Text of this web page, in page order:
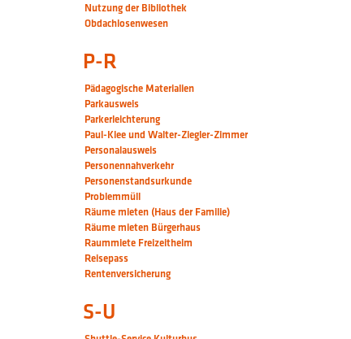
Nutzung der Bibliothek
Obdachlosenwesen
P-R
Pädagogische Materialien
Parkausweis
Parkerleichterung
Paul-Klee und Walter-Ziegler-Zimmer
Personalausweis
Personennahverkehr
Personenstandsurkunde
Problemmüll
Räume mieten (Haus der Familie)
Räume mieten Bürgerhaus
Raummiete Freizeitheim
Reisepass
Rentenversicherung
S-U